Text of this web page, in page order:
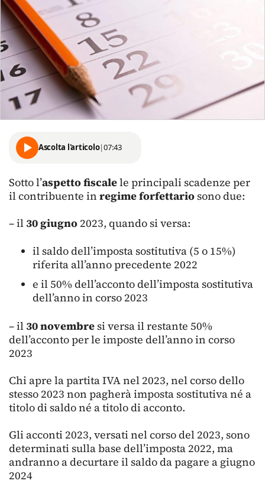
Ascolta l'articolo|07:43
Sotto l’aspettofiscalele principali scadenze per
il contribuente in regime forfettario sono due:
– il 30 giugno 2023, quando si versa:
il saldo dell’imposta sostitutiva (5 o 15%)
riferita all’anno precedente 2022
e il 50% dell’acconto dell’imposta sostitutiva
dell’anno in corso 2023
– il 30 novembre si versa il restante 50%
dell’acconto per le imposte dell’anno in corso
2023
Chi apre la partita IVA nel 2023, nel corso dello
stesso 2023 non pagherà imposta sostitutiva né a
titolo di saldo né a titolo di acconto.
Gli acconti 2023, versati nel corso del 2023, sono
determinati sulla base dell’imposta 2022, ma
andranno a decurtare il saldo da pagare a giugno
2024